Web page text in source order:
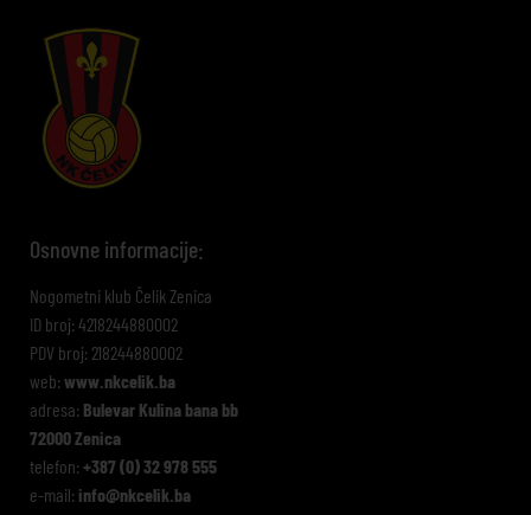
Osnovne informacije:
Nogometni klub Čelik Zenica
ID broj: 4218244880002
PDV broj: 218244880002
web: www.nkcelik.ba
adresa: Bulevar Kulina bana bb
72000 Zenica
telefon: +387 (0) 32 978 555
e-mail: info@nkcelik.ba